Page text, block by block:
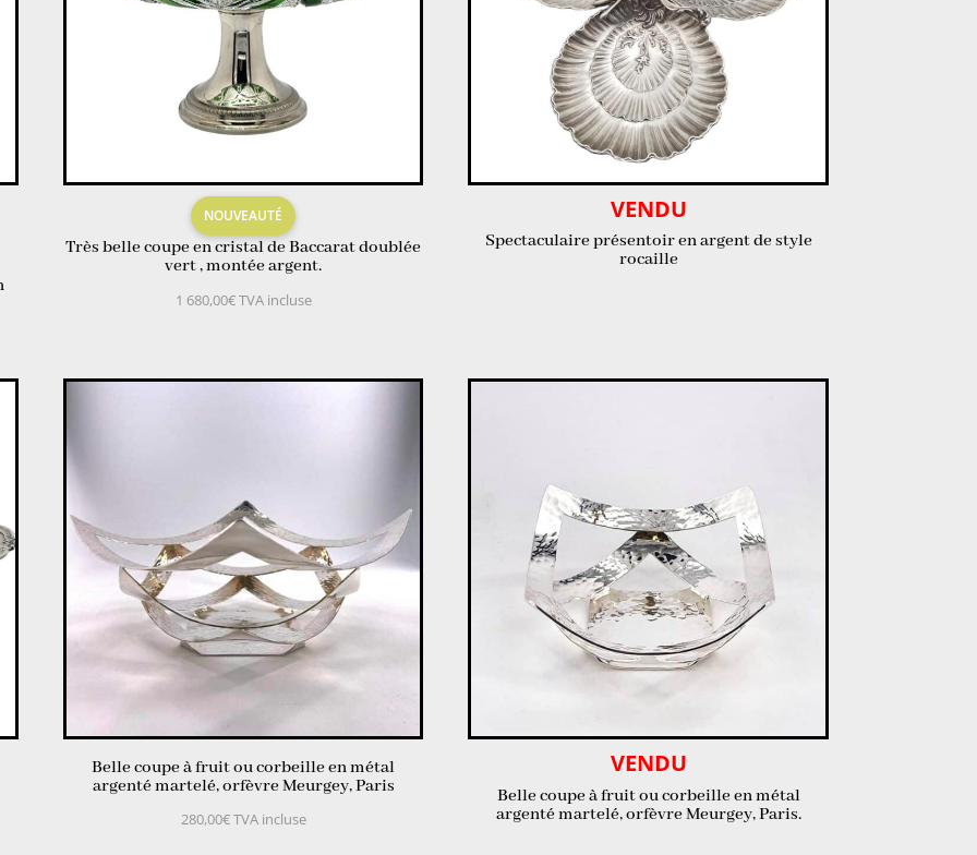
NOUVEAUTÉ
Très belle coupe en cristal de Baccarat doublée
vert , montée argent.
1 680,00€TVA incluse
VENDU
Spectaculaire présentoir en argent de style
rocaille
Belle coupe à fruit ou corbeille en métal
argenté martelé, orfèvre Meurgey, Paris
280,00€TVA incluse
VENDU
Belle coupe à fruit ou corbeille en métal
argenté martelé, orfèvre Meurgey, Paris.